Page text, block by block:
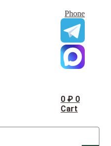
Phone
0 ₽ 0
Cart